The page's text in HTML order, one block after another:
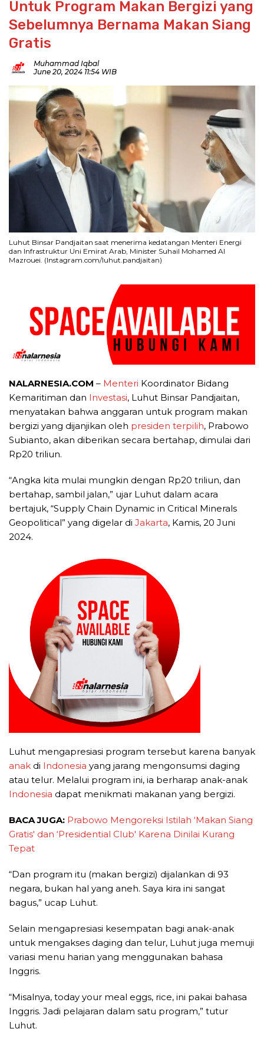
Untuk Program Makan Bergizi yang
Sebelumnya Bernama Makan Siang
Gratis
Muhammad Iqbal
June 20, 2024 11:54 WIB
Luhut Binsar Pandjaitan saat menerima kedatangan Menteri Energi
dan Infrastruktur Uni Emirat Arab, Minister Suhail Mohamed Al
Mazrouei. (Instagram.com/luhut.pandjaitan)
NALARNESIA.COM – Menteri Koordinator Bidang
Kemaritiman dan Investasi, Luhut Binsar Pandjaitan,
menyatakan bahwa anggaran untuk program makan
bergizi yang dijanjikan oleh presiden terpilih, Prabowo
Subianto, akan diberikan secara bertahap, dimulai dari
Rp20 triliun.
“Angka kita mulai mungkin dengan Rp20 triliun, dan
bertahap, sambil jalan,” ujar Luhut dalam acara
bertajuk, “Supply Chain Dynamic in Critical Minerals
Geopolitical” yang digelar di Jakarta, Kamis, 20 Juni
2024.
Luhut mengapresiasi program tersebut karena banyak
anak di Indonesia yang jarang mengonsumsi daging
atau telur. Melalui program ini, ia berharap anak-anak
Indonesia dapat menikmati makanan yang bergizi.
BACA JUGA: Prabowo Mengoreksi Istilah ‘Makan Siang
Gratis' dan ‘Presidential Club' Karena Dinilai Kurang
Tepat
“Dan program itu (makan bergizi) dijalankan di 93
negara, bukan hal yang aneh. Saya kira ini sangat
bagus,” ucap Luhut.
Selain mengapresiasi kesempatan bagi anak-anak
untuk mengakses daging dan telur, Luhut juga memuji
variasi menu harian yang menggunakan bahasa
Inggris.
“Misalnya, today your meal eggs, rice, ini pakai bahasa
Inggris. Jadi pelajaran dalam satu program,” tutur
Luhut.